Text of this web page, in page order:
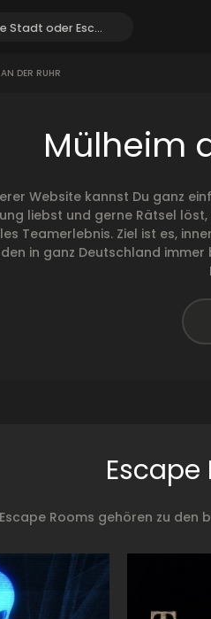
DER RUHR
Mülheim
Website kannst Du ganz
liebst und gerne Rätsel
Teamerlebnis. Ziel ist es,
in ganz Deutschland
Rooms gehören zu den